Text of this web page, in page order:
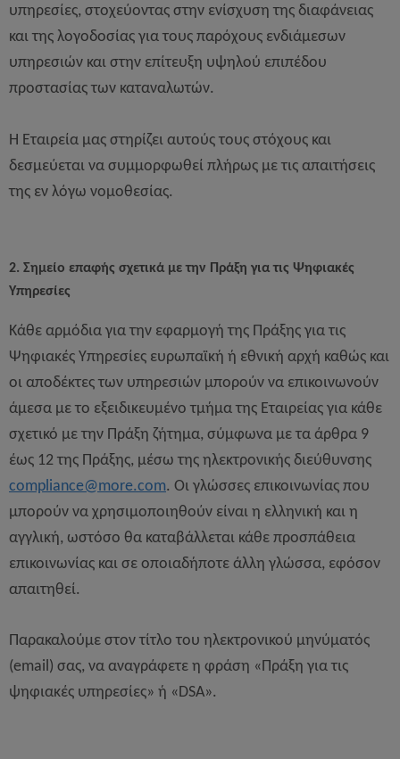
υπηρεσίες, στοχεύοντας στην ενίσχυση της διαφάνειας
και της λογοδοσίας για τους παρόχους ενδιάμεσων
υπηρεσιών και στην επίτευξη υψηλού επιπέδου
προστασίας των καταναλωτών.
Η Εταιρεία μας στηρίζει αυτούς τους στόχους και
δεσμεύεται να συμμορφωθεί πλήρως με τις απαιτήσεις
της εν λόγω νομοθεσίας.
2. Σημείο επαφής σχετικά με την Πράξη για τις Ψηφιακές
Υπηρεσίες
Κάθε αρμόδια για την εφαρμογή της Πράξης για τις
Ψηφιακές Υπηρεσίες ευρωπαϊκή ή εθνική αρχή καθώς και
οι αποδέκτες των υπηρεσιών μπορούν να επικοινωνούν
άμεσα με το εξειδικευμένο τμήμα της Εταιρείας για κάθε
σχετικό με την Πράξη ζήτημα, σύμφωνα με τα άρθρα 9
έως 12 της Πράξης, μέσω της ηλεκτρονικής διεύθυνσης
compliance@more.com. Οι γλώσσες επικοινωνίας που
μπορούν να χρησιμοποιηθούν είναι η ελληνική και η
αγγλική, ωστόσο θα καταβάλλεται κάθε προσπάθεια
επικοινωνίας και σε οποιαδήποτε άλλη γλώσσα, εφόσον
απαιτηθεί.
Παρακαλούμε στον τίτλο του ηλεκτρονικού μηνύματός
(email) σας, να αναγράφετε η φράση «Πράξη για τις
ψηφιακές υπηρεσίες» ή «DSA».